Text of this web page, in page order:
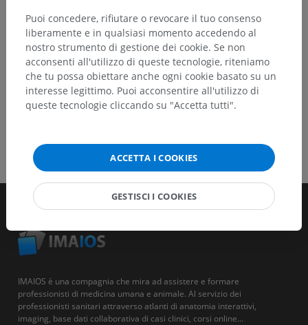
SCARICA L'APP
IMAIOS è una compagnia che mira ad assistere e formare
professionisti di medicina umana e animale. Al servizio dei
professionisti sanitari attraverso atlanti di anatomia interattivi,
imaging, base dati collaborativa di casi clinici, corsi online...
Puoi concedere, rifiutare o revocare il tuo consenso
liberamente e in qualsiasi momento accedendo al
nostro strumento di gestione dei cookie. Se non
acconsenti all'utilizzo di queste tecnologie, riteniamo
che tu possa obiettare anche ogni cookie basato su un
interesse legittimo. Puoi acconsentire all'utilizzo di
queste tecnologie cliccando su "Accetta tutti".
ACCETTA I COOKIES
GESTISCI I COOKIES